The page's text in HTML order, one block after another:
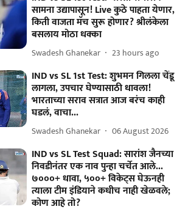
सामना उद्यापासून! Live कुठे पाहता येणार,
किती वाजता मॅच सुरू होणार? श्रीलंकेला
बसलाय मोठा धक्का
Swadesh Ghanekar 23 hours ago
IND vs SL 1st Test: शुभमन गिलला चेंडू
लागला, उपचार घेण्यासाठी धावला!
भारताच्या सराव सत्रात आज बरंच काही
घडलं, वाचा...
Swadesh Ghanekar 06 August 2026
IND vs SL Test Squad: सारांश जैनच्या
निवडीनंतर एक नाव पुन्हा चर्चेत आले...
७०००+ धावा, ५००+ विकेट्स घेऊनही
त्याला टीम इंडियाने कधीच नाही खेळवले;
कोण आहे तो?